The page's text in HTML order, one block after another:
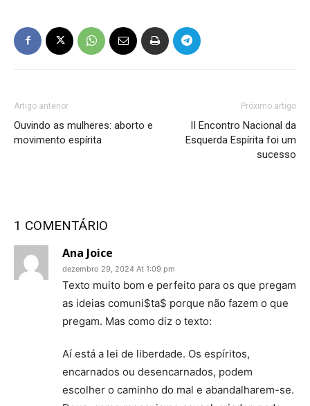
Artigo anterior
Ouvindo as mulheres: aborto e
movimento espírita
Próximo artigo
II Encontro Nacional da
Esquerda Espírita foi um
sucesso
1 COMENTÁRIO
Ana Joice
dezembro 29, 2024 At 1:09 pm
Texto muito bom e perfeito para os que pregam
as ideias comuni$ta$ porque não fazem o que
pregam. Mas como diz o texto:
Aí está a lei de liberdade. Os espíritos,
encarnados ou desencarnados, podem
escolher o caminho do mal e abandalharem-se.